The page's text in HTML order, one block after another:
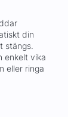
din
stängs.
enkelt vika
eller ringa